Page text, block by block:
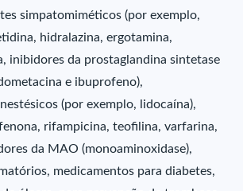
simpatomiméticos (por exemplo,
hidralazina, ergotamina,
inibidores da prostaglandina sintetase
e ibuprofeno),
(por exemplo, lidocaína),
rifampicina, teofilina, varfarina,
da MAO (monoaminoxidase),
medicamentos para diabetes,